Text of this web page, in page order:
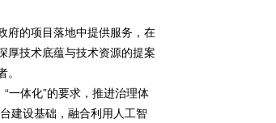
府的项目落地中提供服务，在
厚技术底蕴与技术资源的提案
一体化”的要求，推进治理体
建设基础，融合利用人工智